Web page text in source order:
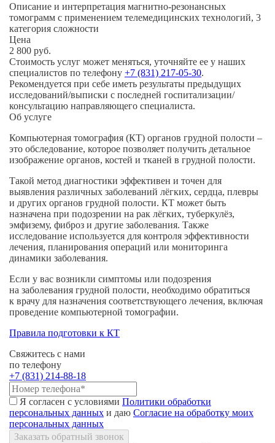
Описание и интерпретация магнитно-резонансных
томограмм с применением телемедицинских технологий, 3
категория сложности
Цена
2 800 руб.
Выберите клинику
Списком
СпискомНа карте
Клинико-диагностические центры
Клинико-диагностический центр РУСМЕД
г. Нижний Новгород, Окский съезд, дом 4
Детские клиники
Будни: c 8:00 до 20:00, Сб, Вс: c 9:00 до 16:00
г. Нижний Новгород, Окский съезд, дом 4
Стоимость услуг может меняться, уточняйте ее у наших
специалистов по телефону +7 (831) 217-05-30.
Рекомендуется при себе иметь результаты предыдущих
исследований/выписки с последней госпитализации/
консультацию направляющего специалиста.
Об услуге
Компьютерная томография (КТ) органов грудной полости –
это обследование, которое позволяет получить детальное
изображение органов, костей и тканей в грудной полости.
Такой метод диагностики эффективен и точен для
выявления различных заболеваний лёгких, сердца, плевры
и других органов грудной полости. КТ может быть
назначена при подозрении на рак лёгких, туберкулёз,
эмфизему, фиброз и другие заболевания. Также
исследование используется для контроля эффективности
лечения, планирования операций или мониторинга
динамики заболевания.
Если у вас возникли симптомы или подозрения
на заболевания грудной полости, необходимо обратиться
к врачу для назначения соответствующего лечения, включая
проведение компьютерной томографии.
Правила подготовки к КТ
Свяжитесь с нами
по телефону
+7 (831) 214-88-18
Я согласен с условиями Политики обработки
персональных данных и даю Согласие на обработку моих
персональных данных
Заказать обратный звонок